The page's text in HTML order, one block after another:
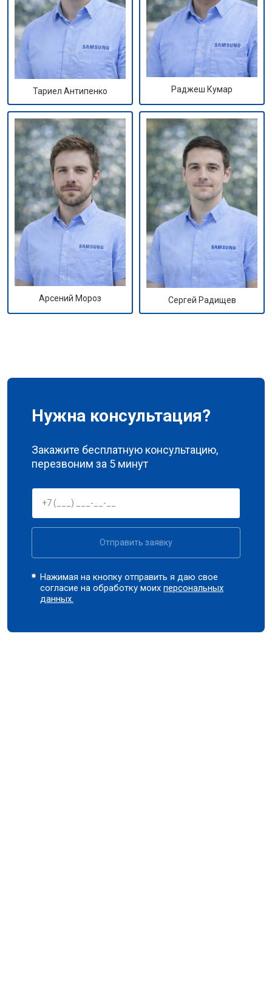
Тариел Антипенко Раджеш Кумар
Арсений Мороз Сергей Радищев
Нужна консультация?
Закажите бесплатную консультацию,
перезвоним за 5 минут
Отправить заявку
Нажимая на кнопку отправить я даю свое
согласие на обработку моихперсональных
данных.